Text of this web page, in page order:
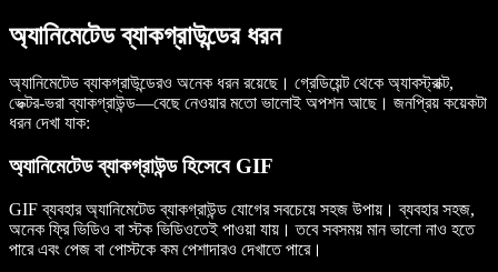
অ্যানিমেটেড ব্যাকগ্রাউন্ডের ধরন
অ্যানিমেটেড ব্যাকগ্রাউন্ডেরও অনেক ধরন রয়েছে। গ্রেডিয়েন্ট থেকে অ্যাবস্ট্রাক্ট,
ভেক্টর-ভরা ব্যাকগ্রাউন্ড—বেছে নেওয়ার মতো ভালোই অপশন আছে। জনপ্রিয় কয়েকটা
ধরন দেখা যাক:
অ্যানিমেটেড ব্যাকগ্রাউন্ড হিসেবে GIF
GIF ব্যবহার অ্যানিমেটেড ব্যাকগ্রাউন্ড যোগের সবচেয়ে সহজ উপায়। ব্যবহার সহজ,
অনেক ফ্রি ভিডিও বা স্টক ভিডিওতেই পাওয়া যায়। তবে সবসময় মান ভালো নাও হতে
পারে এবং পেজ বা পোস্টকে কম পেশাদারও দেখাতে পারে।